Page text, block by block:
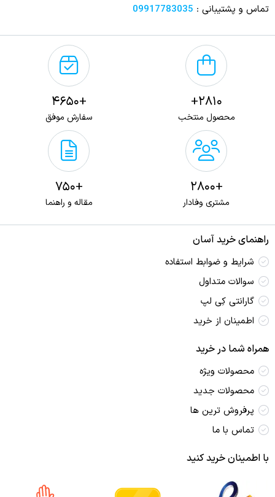
تماس و پشتیبانی : 09917783035
2810+
محصول منتخب
+4650
سفارش موفق
+2800
مشتری وفادار
+750
مقاله و راهنما
راهنمای خرید آسان
شرایط و ضوابط استفاده
سوالات متداول
گارانتی کِی لپ
اطمینان از خرید
همراه شما در خرید
محصولات ویژه
محصولات جدید
پرفروش ترین‌ ها
تماس با ما
با اطمینان خرید کنید